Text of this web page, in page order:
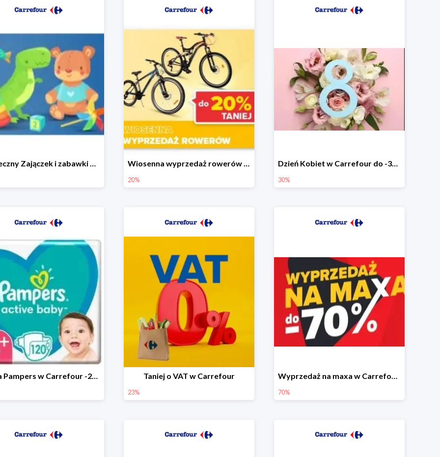
Świąteczny Zajączek i zabawki do -50% mniej Wiosenna wyprzedaż rowerów w Carrefour do -20%
20%
Dzień Kobiet w Carrefour do -30%
30%
Marka Pampers w Carrefour -25% Taniej o VAT w Carrefour
23%
Wyprzedaż na maxa w Carrefour do -70%
70%